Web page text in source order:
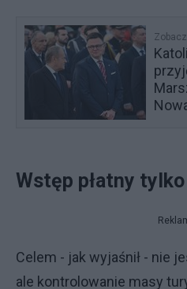
Wstęp płatny
Celem - jak wyjaśnił - nie
ale kontrolowanie masy